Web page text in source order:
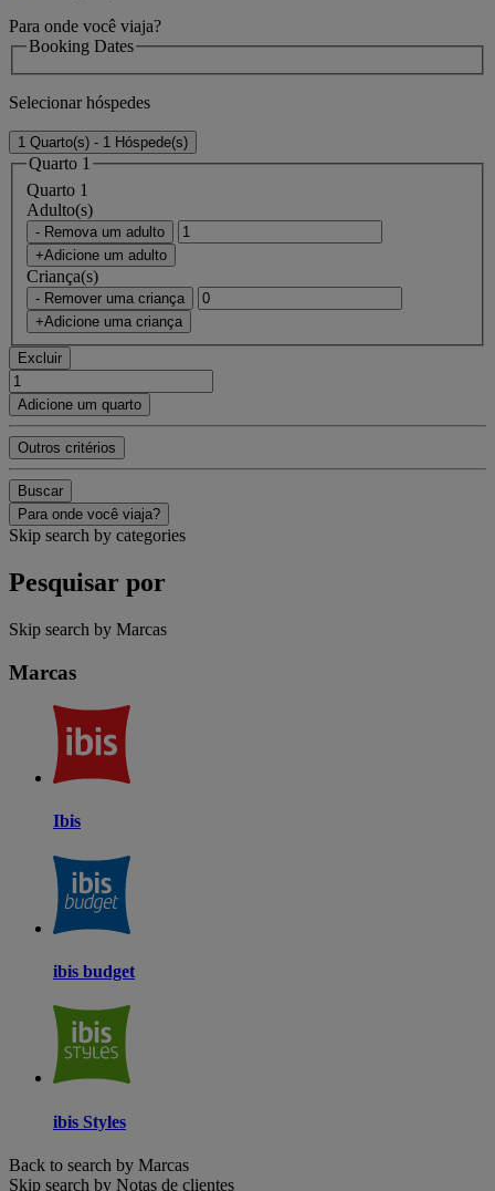
Para onde você viaja?
Booking Dates
Selecionar hóspedes
1 Quarto(s) - 1 Hóspede(s)
Quarto 1
Quarto 1
Adulto(s)
- Remova um adulto
+Adicione um adulto
Criança(s)
- Remover uma criança
+Adicione uma criança
Excluir
Adicione um quarto
Outros critérios
Buscar
Para onde você viaja?
Skip search by categories
Pesquisar por
Skip search by Marcas
Marcas
Ibis
ibis budget
ibis Styles
Back to search by Marcas
Skip search by Notas de clientes